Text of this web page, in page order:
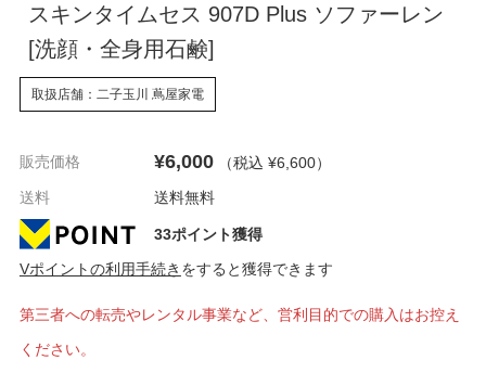
スキンタイムセス 907D Plus ソファーレン
[洗顔・全身用石鹸]
取扱店舗：二子玉川 蔦屋家電
販売価格 ¥6,000 （税込 ¥6,600）
送料
送料無料
33ポイント獲得
Vポイントの利用手続き をすると獲得できます
第三者への転売やレンタル事業など、営利目的での購入はお控え
ください。